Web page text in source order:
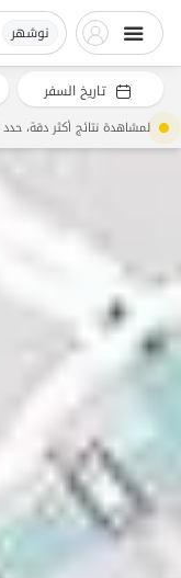
نوشهر
تاريخ السفر
لمشاهدة نتائج أكثر دقة، حدد